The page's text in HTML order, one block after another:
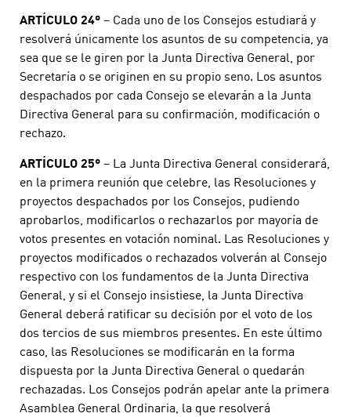
ARTÍCULO 24º – Cada uno de los Consejos estudiará y
resolverá únicamente los asuntos de su competencia, ya
sea que se le giren por la Junta Directiva General, por
Secretaría o se originen en su propio seno. Los asuntos
despachados por cada Consejo se elevarán a la Junta
Directiva General para su confirmación, modificación o
rechazo.
ARTÍCULO 25º – La Junta Directiva General considerará,
en la primera reunión que celebre, las Resoluciones y
proyectos despachados por los Consejos, pudiendo
aprobarlos, modificarlos o rechazarlos por mayoría de
votos presentes en votación nominal. Las Resoluciones y
proyectos modificados o rechazados volverán al Consejo
respectivo con los fundamentos de la Junta Directiva
General, y si el Consejo insistiese, la Junta Directiva
General deberá ratificar su decisión por el voto de los
dos tercios de sus miembros presentes. En este último
caso, las Resoluciones se modificarán en la forma
dispuesta por la Junta Directiva General o quedarán
rechazadas. Los Consejos podrán apelar ante la primera
Asamblea General Ordinaria, la que resolverá